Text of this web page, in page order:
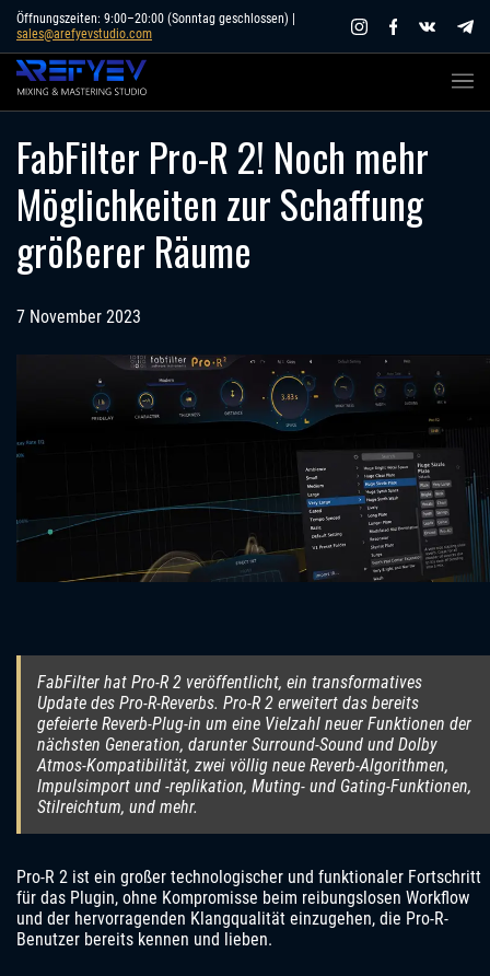
Skip
content
Öffnungszeiten: 9:00–20:00 (Sonntag geschlossen) |
sales@arefyevstudio.com
FabFilter Pro-R 2! Noch mehr
Möglichkeiten zur Schaffung
größerer Räume
7 November 2023
FabFilter hat Pro-R 2 veröffentlicht, ein transformatives
Update des Pro-R-Reverbs. Pro-R 2 erweitert das bereits
gefeierte Reverb-Plug-in um eine Vielzahl neuer Funktionen der
nächsten Generation, darunter Surround-Sound und Dolby
Atmos-Kompatibilität, zwei völlig neue Reverb-Algorithmen,
Impulsimport und -replikation, Muting- und Gating-Funktionen,
Stilreichtum, und mehr.
Pro-R 2 ist ein großer technologischer und funktionaler Fortschritt
für das Plugin, ohne Kompromisse beim reibungslosen Workflow
und der hervorragenden Klangqualität einzugehen, die Pro-R-
Benutzer bereits kennen und lieben.